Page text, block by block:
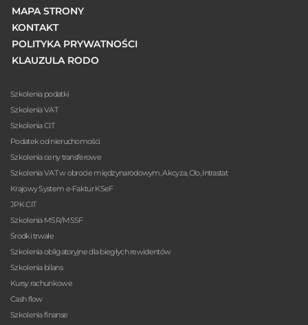
MAPA STRONY
KONTAKT
POLITYKA PRYWATNOŚCI
KLAUZULA RODO
Szkolenia podatki
Szkolenia VAT
Szkolenia CIT
Podatek od nieruchomości
Szkolenia ceny transferowe
Szkolenia VAT w obrocie międzynarodowym, Akcyza, Cło, Intrastat
Krajowy System e-Faktur KSeF
JPK CIT
Szkolenia MSR/MSSF
Środki trwałe
Szkolenia obligatoryjne dla biegłych rewidentów
Szkolenia bilans
Kursy rachunkowe
Cash flow
Szkolenia finanse